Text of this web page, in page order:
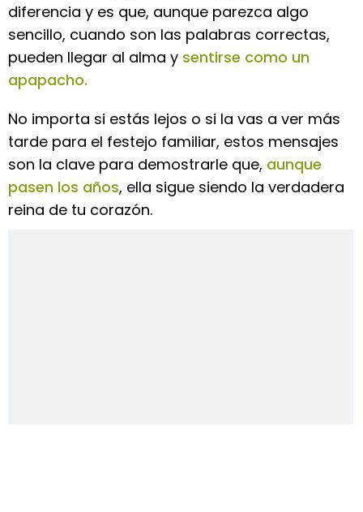
diferencia y es que, aunque parezca algo
sencillo, cuando son las palabras correctas,
pueden llegar al alma y sentirse como un
apapacho.
No importa si estás lejos o si la vas a ver más
tarde para el festejo familiar, estos mensajes
son la clave para demostrarle que, aunque
pasen los años, ella sigue siendo la verdadera
reina de tu corazón.